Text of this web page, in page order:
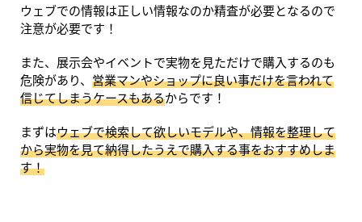
ウェブでの情報は正しい情報なのか精査が必要となるので
注意が必要です！
また、展示会やイベントで実物を見ただけで購入するのも
危険があり、 営業マンやショップに良い事だけを言われて
信じてしまうケースもあるからです！
まずはウェブで検索して欲しいモデルや、情報を整理して
から実物を見て納得したうえで購入する事をおすすめしま
す！